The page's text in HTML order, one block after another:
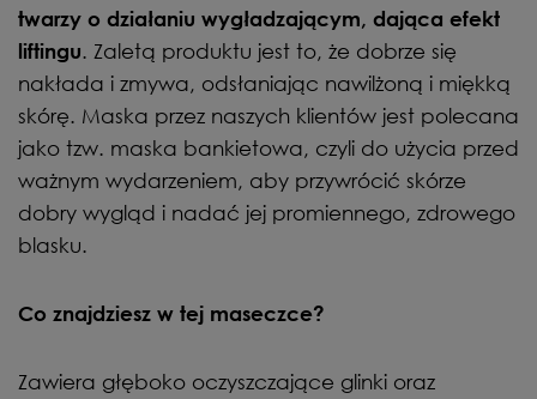
twarzy o działaniu wygładzającym, dająca efekt
liftingu. Zaletą produktu jest to, że dobrze się
nakłada i zmywa, odsłaniając nawilżoną i miękką
skórę. Maska przez naszych klientów jest polecana
jako tzw. maska bankietowa, czyli do użycia przed
ważnym wydarzeniem, aby przywrócić skórze
dobry wygląd i nadać jej promiennego, zdrowego
blasku.
Co znajdziesz w tej maseczce?
Zawiera głęboko oczyszczające glinki oraz